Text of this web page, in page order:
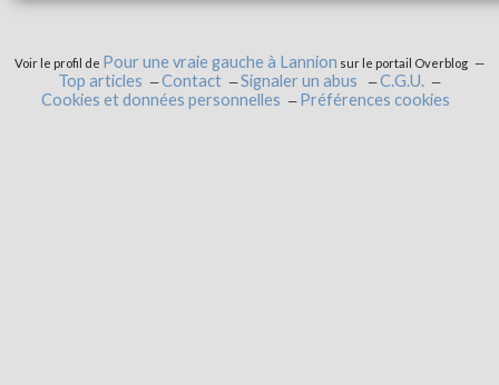
Voir le profil de Pour une vraie gauche à Lannion sur le portail Overblog
Top articles Contact Signaler un abus
C.G.U.
Cookies et données personnelles
Préférences cookies